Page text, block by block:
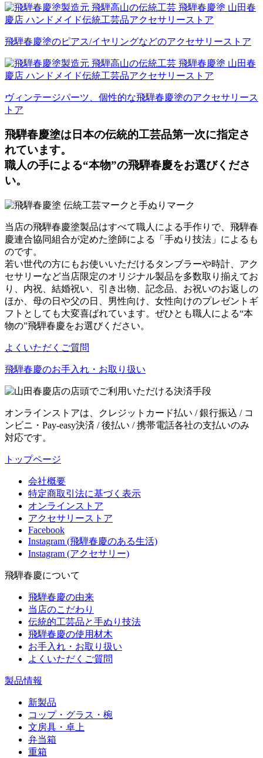
飛騨春慶塗のピアス/イヤリングなどのアクセサリーストア
ヴィンテージパーツ、個性的な飛騨春慶塗のアクセサリース
トア
飛騨春慶塗は日本の伝統的工芸品第一次に指定さ
れています。
職人の手による“本物”の飛騨春慶をお選びくださ
い。
当店の飛騨春慶塗製品はすべて職人による手作りで、飛騨春
慶連合協同組合が定めた塗師による「手ぬり技法」によるも
のです。
若い世代の方にもお使いいただけるタンブラーや時計、アク
セサリーなど当店限定のオリジナル製品を多数取り揃えてお
り、内祝、結婚祝い、引き出物、記念品、お祝いのお返しの
ほか、母の日や父の日、男性向け、女性向けのプレゼントギ
フトとしても大変喜ばれています。ぜひとも職人による“本
物の”飛騨春慶をお選びください。
よくいただくご質問
飛騨春慶のお手入れ・お取り扱い
オンラインストアは、クレジットカード払い / 銀行振込 / コ
ンビニ・Pay-easy決済 / 後払い / 携帯電話各社の支払いのみ
対応です。
トップページ
会社概要
特定商取引法に基づく表示
オンラインストア
アクセサリーストア
Facebook
Instagram (飛騨春慶のある生活)
Instagram (アクセサリー)
飛騨春慶について
飛騨春慶の由来
当店のこだわり
伝統的工芸品と手ぬり技法
飛騨春慶の使用材木
お手入れ・お取り扱い
よくいただくご質問
製品情報
新製品
コップ・グラス・椀
文房具・卓上
弁当箱
重箱